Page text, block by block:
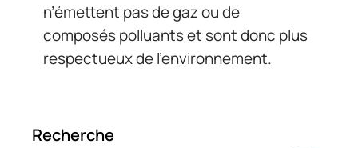
n’émettent pas de gaz ou de
composés polluants et sont donc plus
respectueux de l’environnement.
Recherche